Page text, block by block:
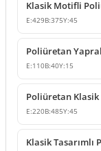
E:429B:375Y:45
E:110B:40Y:15
E:220B:485Y:45